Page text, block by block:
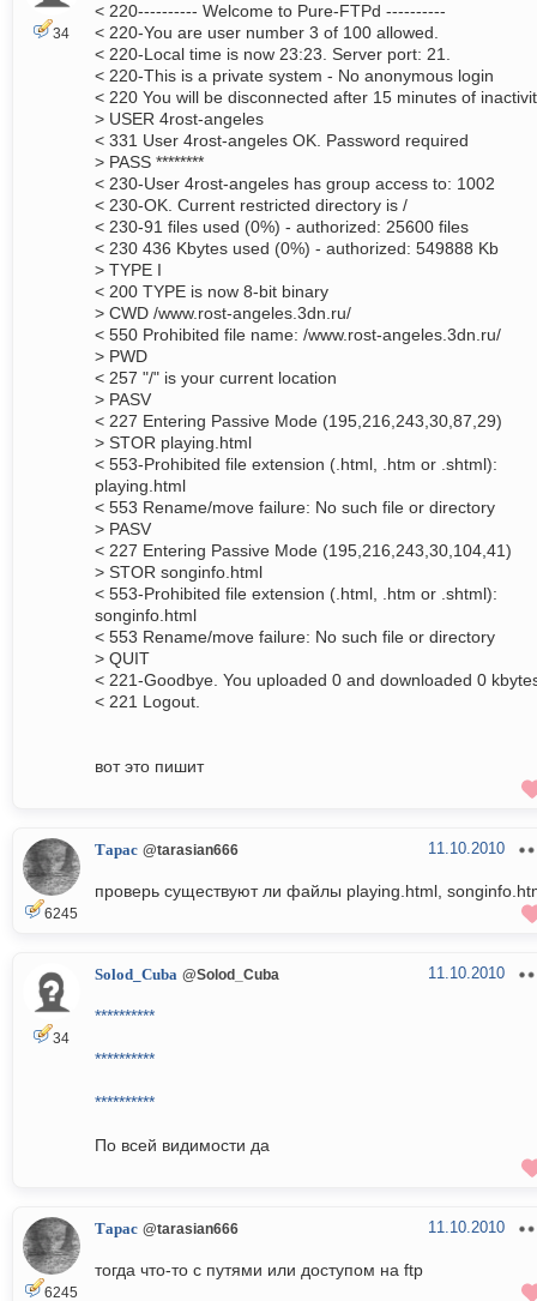
34
< 220---------- Welcome to Pure-FTPd ----------
< 220-You are user number 3 of 100 allowed.
< 220-Local time is now 23:23. Server port: 21.
< 220-This is a private system - No anonymous login
< 220 You will be disconnected after 15 minutes of
> USER 4rost-angeles
< 331 User 4rost-angeles OK. Password required
> PASS ********
< 230-User 4rost-angeles has group access to: 1002
< 230-OK. Current restricted directory is /
< 230-91 files used (0%) - authorized: 25600 files
< 230 436 Kbytes used (0%) - authorized: 549888 Kb
> TYPE I
< 200 TYPE is now 8-bit binary
> CWD /www.rost-angeles.3dn.ru/
< 550 Prohibited file name: /www.rost-angeles.3dn.ru/
> PWD
< 257 "/" is your current location
> PASV
< 227 Entering Passive Mode (195,216,243,30,87,29)
> STOR playing.html
< 553-Prohibited file extension (.html, .htm or .shtml):
playing.html
< 553 Rename/move failure: No such file or directory
> PASV
< 227 Entering Passive Mode (195,216,243,30,104,41)
> STOR songinfo.html
< 553-Prohibited file extension (.html, .htm or .shtml):
songinfo.html
< 553 Rename/move failure: No such file or directory
> QUIT
< 221-Goodbye. You uploaded 0 and downloaded 0
< 221 Logout.
вот это пишит
6245
Тарас @tarasian666 11.10.2010
проверь существуют ли файлы playing.html,
34
Solod_Cuba @Solod_Cuba 11.10.2010
**********
**********
**********
По всей видимости да
6245
Тарас @tarasian666 11.10.2010
тогда что-то с путями или доступом на ftp